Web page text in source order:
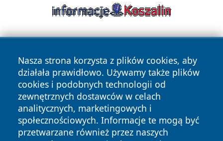
Nasza strona korzysta z plików cookies, aby
działała prawidłowo. Używamy także plików
cookies i podobnych technologii od
zewnętrznych dostawców w celach
analitycznych, marketingowych i
społecznościowych. Informacje te mogą być
przetwarzane również przez naszych
Copyright © 2026 ostrolecki24.pl Wszystkie prawa
zastrzeżone.